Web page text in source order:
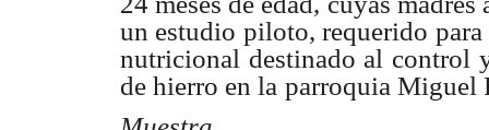
un estudio piloto, requerido
nutricional destinado al control
de hierro en la parroquia Miguel